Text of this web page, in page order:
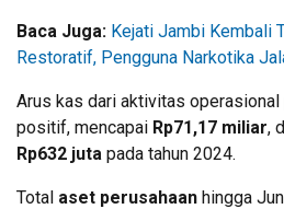
Baca Juga: Kejati Jambi Kembali
Restoratif, Pengguna Narkotika
Arus kas dari aktivitas
positif, mencapai Rp71,17 miliar,
Rp632 juta pada tahun 2024.
Total aset perusahaan hingga